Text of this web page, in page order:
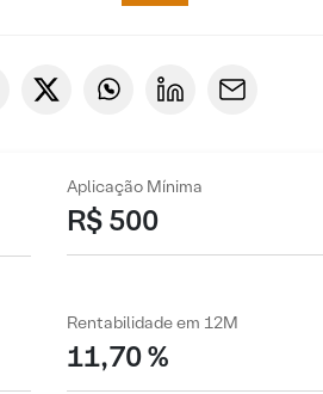
Aplicação Mínima
R$ 500
Rentabilidade em 12M
11,70 %